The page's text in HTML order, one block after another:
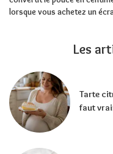
lorsque vous achetez un
Les
Tarte
faut